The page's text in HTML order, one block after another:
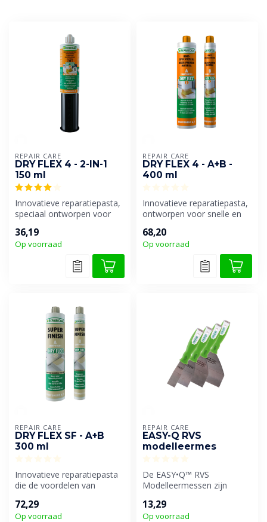
REPAIR CARE
DRY FLEX 4 - 2-IN-1
150 ml
Innovatieve reparatiepasta,
speciaal ontworpen voor
houtrepar...
36,19
Op voorraad
REPAIR CARE
DRY FLEX 4 - A+B -
400 ml
Innovatieve reparatiepasta,
ontworpen voor snelle en
Di...
68,20
Op voorraad
REPAIR CARE
DRY FLEX SF - A+B
300 ml
Innovatieve reparatiepasta
die de voordelen van
combineert. Dit...
72,29
Op voorraad
REPAIR CARE
EASY-Q RVS
modelleermes
De EASY•Q™ RVS
Modelleermessen zijn
voor vakkundige pr...
13,29
Op voorraad